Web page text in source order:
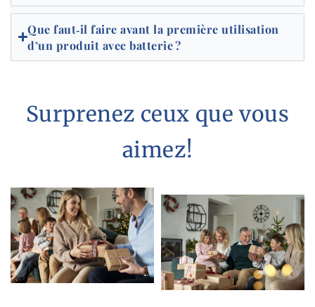
Que faut‑il faire avant la première utilisation
d’un produit avec batterie ?
Surprenez ceux que vous
aimez!